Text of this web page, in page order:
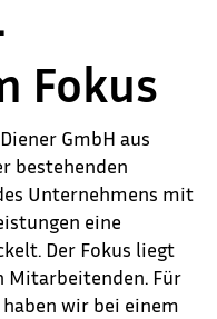
Fokus
GmbH aus
bestehenden
Unternehmens mit
eine
Der Fokus liegt
Mitarbeitenden. Für
wir bei einem